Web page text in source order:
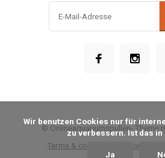
Terms & conditions Privacy
© Onlineaquariumspullen- Theme
zu verbessern. Ist das in
Ja